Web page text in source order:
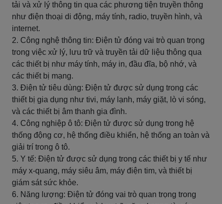
tải và xử lý thông tin qua các phương tiện truyền thông
như điện thoại di động, máy tính, radio, truyền hình, và
internet.
2. Công nghệ thông tin: Điện tử đóng vai trò quan trọng
trong việc xử lý, lưu trữ và truyền tải dữ liệu thông qua
các thiết bị như máy tính, máy in, đầu đĩa, bộ nhớ, và
các thiết bị mạng.
3. Điện tử tiêu dùng: Điện tử được sử dụng trong các
thiết bị gia dụng như tivi, máy lạnh, máy giặt, lò vi sóng,
và các thiết bị âm thanh gia đình.
4. Công nghiệp ô tô: Điện tử được sử dụng trong hệ
thống động cơ, hệ thống điều khiển, hệ thống an toàn và
giải trí trong ô tô.
5. Y tế: Điện tử được sử dụng trong các thiết bị y tế như
máy x-quang, máy siêu âm, máy điện tim, và thiết bị
giám sát sức khỏe.
6. Năng lượng: Điện tử đóng vai trò quan trọng trong